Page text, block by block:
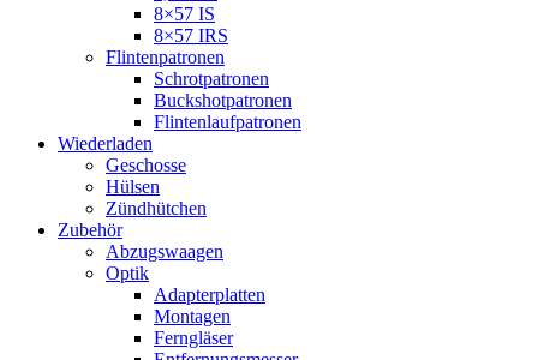
8×57 IS
8×57 IRS
Flintenpatronen
Schrotpatronen
Buckshotpatronen
Flintenlaufpatronen
Wiederladen
Geschosse
Hülsen
Zündhütchen
Zubehör
Abzugswaagen
Optik
Adapterplatten
Montagen
Ferngläser